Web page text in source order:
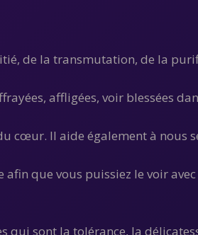
de la transmutation, de la
affligées, voir blessées
cœur. Il aide également à nous
que vous puissiez le voir avec
qui sont la tolérance, la